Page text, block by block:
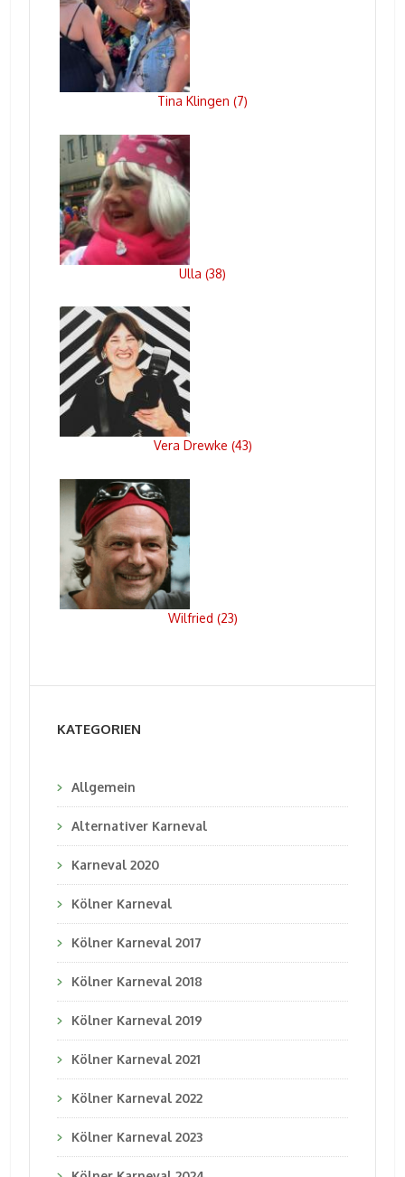
Tina Klingen (7)
Ulla (38)
Vera Drewke (43)
Wilfried (23)
KATEGORIEN
Allgemein
Alternativer Karneval
Karneval 2020
Kölner Karneval
Kölner Karneval 2017
Kölner Karneval 2018
Kölner Karneval 2019
Kölner Karneval 2021
Kölner Karneval 2022
Kölner Karneval 2023